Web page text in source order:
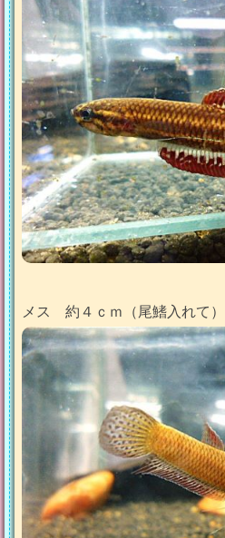
メス 約４ｃｍ（尾鰭入れて）